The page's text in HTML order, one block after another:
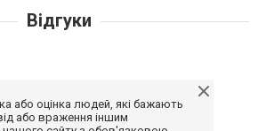
Відгуки
або оцінка людей, які бажають
або враження іншим